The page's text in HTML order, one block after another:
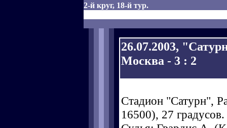
2-й круг, 18-й тур.
26.07.2003,
Москва - 3 : 2
Стадион "Сатурн",
16500), 27 градусов.